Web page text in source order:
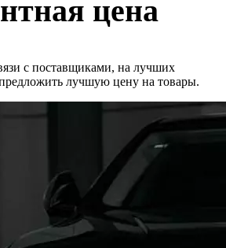
цена
с поставщиками, на лучших
лучшую цену на товары.